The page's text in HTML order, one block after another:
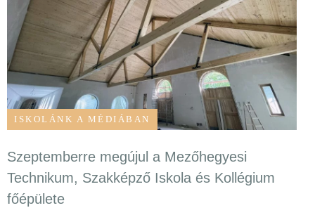
ISKOLÁNK A MÉDIÁBAN
Szeptemberre megújul a Mezőhegyesi
Technikum, Szakképző Iskola és Kollégium
főépülete